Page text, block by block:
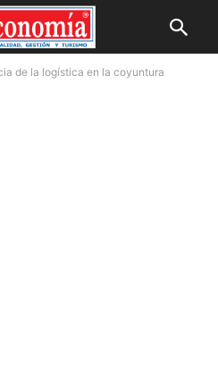
de la logística en la coyuntura